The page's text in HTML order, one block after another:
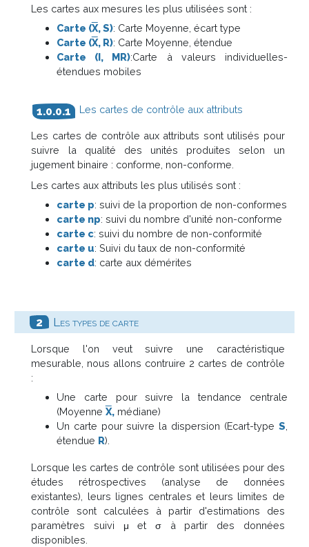
Les cartes aux mesures les plus utilisées sont :
Carte (X, S): Carte Moyenne, écart type
Carte (X, R): Carte Moyenne, étendue
Carte (I, MR):Carte à valeurs individuelles-
étendues mobiles
Les cartes de contrôle aux attributs
Les cartes de contrôle aux attributs sont utilisés pour
suivre la qualité des unités produites selon un
jugement binaire : conforme, non-conforme.
Les cartes aux attributs les plus utilisés sont :
carte p: suivi de la proportion de non-conformes
carte np: suivi du nombre d'unité non-conforme
carte c: suivi du nombre de non-conformité
carte u: Suivi du taux de non-conformité
carte d: carte aux démérites
Les types de carte
Lorsque l'on veut suivre une caractéristique
mesurable, nous allons contruire 2 cartes de contrôle
:
Une carte pour suivre la tendance centrale
(Moyenne X,médiane)
Un carte pour suivre la dispersion (Ecart-typeS,
étendue R).
Lorsque les cartes de contrôle sont utilisées pour des
études rétrospectives (analyse de données
existantes), leurs lignes centrales et leurs limites de
contrôle sont calculées à partir d'estimations des
paramètres suivi μ et σ à partir des données
disponibles.